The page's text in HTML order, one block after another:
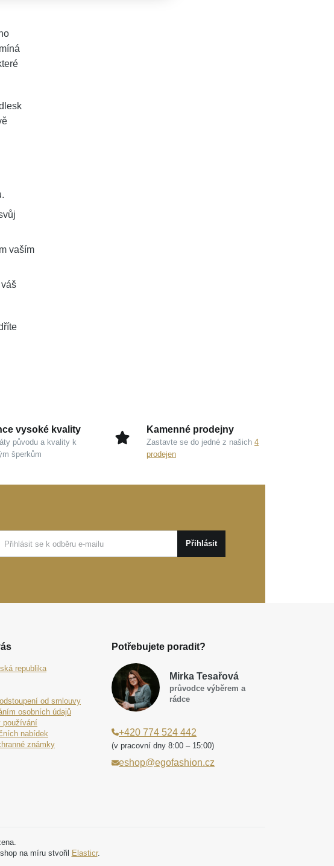
vaším
vysoké kvality
původu a kvality k
šperkům
Kamenné prodejny
Zastavte se do jedné z našich 4
prodejen
Přihlásit
republika
od smlouvy
osobních údajů
používání
nabídek
známky
Potřebujete poradit?
Mirka Tesařová
průvodce výběrem a
rádce
+420 774 524 442
(v pracovní dny 8:00 – 15:00)
eshop@egofashion.cz
na míru stvořil
Elasticr.